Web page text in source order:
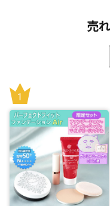
にドライヘッドスパ体
使い方は簡単で
「アテックス ドライヘ
だけで簡単にヘッドスパ
頭の自重を利用して使
計です。
調整可能な4つの突起と
部・後頭部に各2つ)を搭
これによりサロンの手
「リフト」と「プレス
売